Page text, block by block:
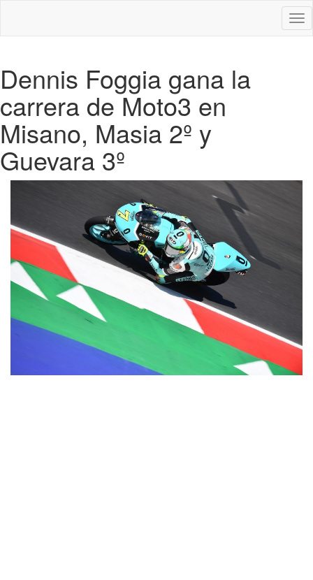
Dennis Foggia gana la
carrera de Moto3 en
Misano, Masia 2º y
Guevara 3º